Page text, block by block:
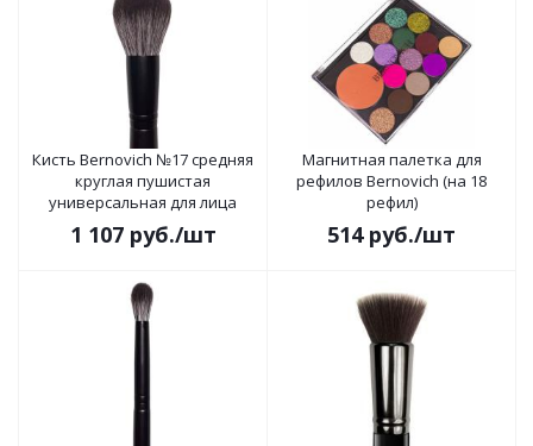
Кисть Bernovich №17 средняя
круглая пушистая
универсальная для лица
1 107руб./шт
Магнитная палетка для
рефилов Bernovich (на 18
рефил)
514руб./шт